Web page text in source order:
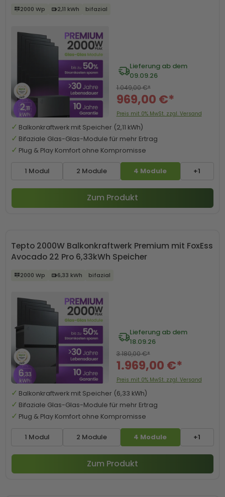
2000 Wp 2,11 kWh bifazial
1 Modul 2 Module 4 Module +1
Lieferung ab dem
09.09.26
969,00 €*
1.049,00 €*
Preis mit 0% MwSt. zzgl. Versand
Balkonkraftwerk mit Speicher (2,11 kWh)
Bifaziale Glas-Glas-Module für mehr Ertrag
Plug & Play Komfort ohne Kompromisse
Zum Produkt
Tepto 2000W Balkonkraftwerk Premium mit FoxEss
Avocado 22 Pro 6,33kWh Speicher
2000 Wp 6,33 kWh bifazial
1 Modul 2 Module 4 Module +1
Lieferung ab dem
18.09.26
1.969,00 €*
3.180,00 €*
Preis mit 0% MwSt. zzgl. Versand
Balkonkraftwerk mit Speicher (6,33 kWh)
Bifaziale Glas-Glas-Module für mehr Ertrag
Plug & Play Komfort ohne Kompromisse
Zum Produkt